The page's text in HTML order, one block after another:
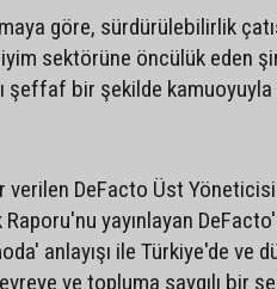
göre, sürdürülebilirlik
sektörüne öncülük eden
şeffaf bir şekilde
verilen DeFacto Üst
yayınlayan
anlayışı ile Türkiye'de ve
ve topluma saygılı bir